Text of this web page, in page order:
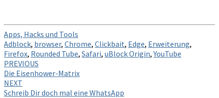
Apps, Hacks und Tools
Adblock, browser, Chrome, Clickbait, Edge, Erweiterung,
Firefox, Rounded Tube, Safari, uBlock Origin,YouTube
Post
navigation
PREVIOUS
Die Eisenhower-Matrix
NEXT
Schreib Dir doch mal eine WhatsApp